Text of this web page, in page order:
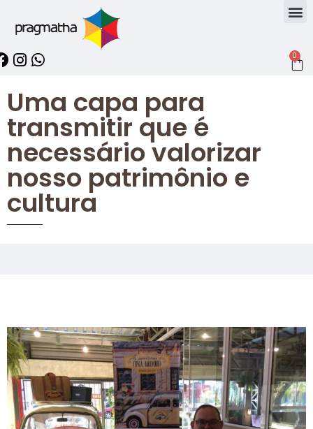
0
Uma capa para
transmitir que é
necessário valorizar
nosso patrimônio e
cultura